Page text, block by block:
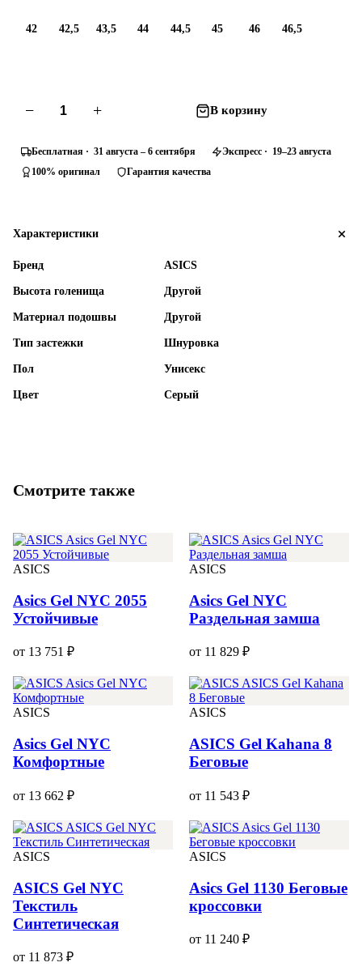
42 42,5 43,5 44 44,5 45 46 46,5
− + В корзину
Бесплатная · 31 августа – 6 сентября
Экспресс · 19–23 августа
100% оригинал
Гарантия качества
Характеристики
Бренд ASICS
Высота голенища Другой
Материал подошвы Другой
Тип застежки Шнуровка
Пол Унисекс
Цвет Серый
Смотрите также
ASICS
Asics Gel NYC 2055
Устойчивые
от 13 751 ₽
ASICS
Asics Gel NYC
Раздельная замша
от 11 829 ₽
ASICS
Asics Gel NYC
Комфортные
от 13 662 ₽
ASICS
ASICS Gel Kahana 8
Беговые
от 11 543 ₽
ASICS
ASICS Gel NYC
Текстиль
Синтетическая
от 11 873 ₽
ASICS
Asics Gel 1130 Беговые
кроссовки
от 11 240 ₽